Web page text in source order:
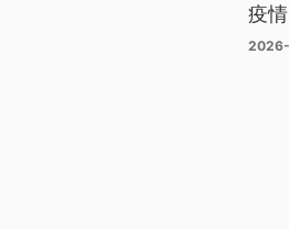
疫